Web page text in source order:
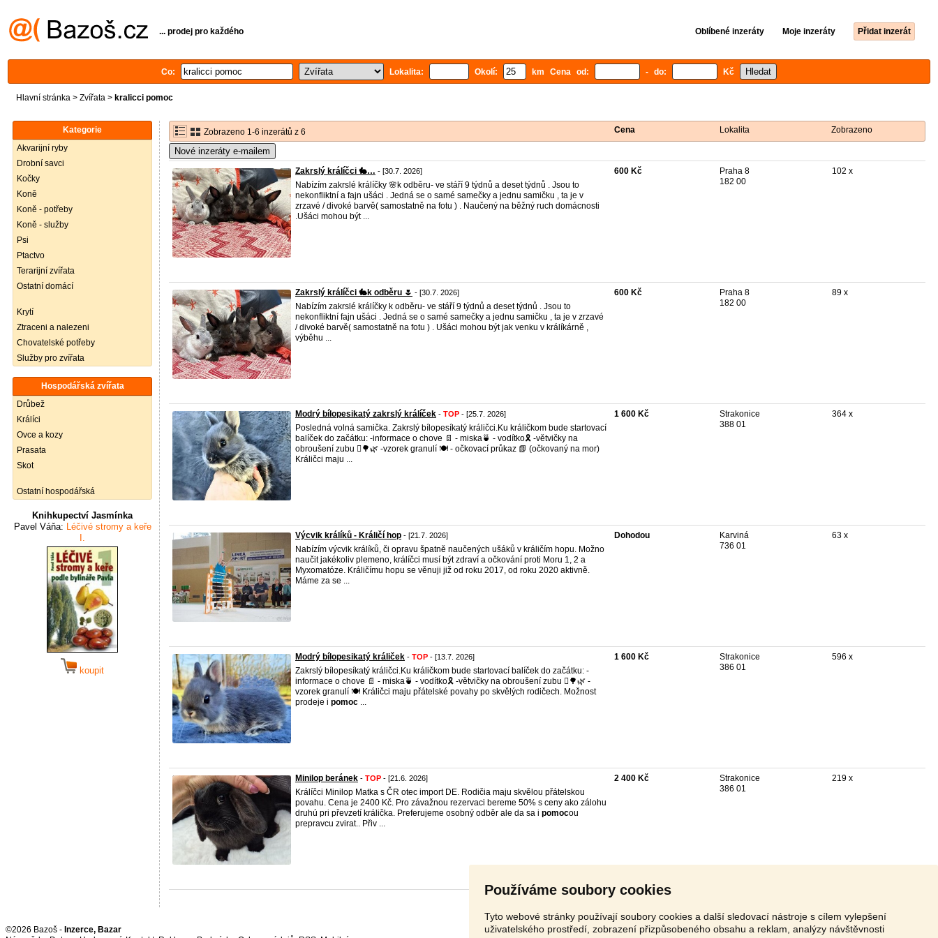
Používáme soubory cookies
Tyto webové stránky používají soubory cookies a další sledovací nástroje s cílem vylepšení
uživatelského prostředí, zobrazení přizpůsobeného obsahu a reklam, analýzy návštěvnosti
... prodej pro každého Oblíbené inzeráty Moje inzeráty Přidat inzerát
Co: Lokalita: Okolí: km Cena od: - do: Kč
Hlavní stránka > Zvířata > kralicci pomoc
Kategorie
Akvarijní ryby
Drobní savci
Kočky
Koně
Koně - potřeby
Koně - služby
Psi
Ptactvo
Terarijní zvířata
Ostatní domácí
Krytí
Ztraceni a nalezeni
Chovatelské potřeby
Služby pro zvířata
Hospodářská zvířata
Drůbež
Králíci
Ovce a kozy
Prasata
Skot
Ostatní hospodářská
Knihkupectví Jasmínka
Pavel Váňa: Léčivé stromy a keře
I.
koupit
Zobrazeno 1-6 inzerátů z 6 Cena Lokalita Zobrazeno
Nové inzeráty e-mailem
Zakrslý králíčci 🐇… - [30.7. 2026]
Nabízím zakrslé králíčky 🌸k odběru- ve stáří 9 týdnů a deset týdnů . Jsou to
nekonfliktní a fajn ušáci . Jedná se o samé samečky a jednu samičku , ta je v
zrzavé / divoké barvě( samostatně na fotu ) . Naučený na běžný ruch domácnosti
.Ušáci mohou být ...
600 Kč
Praha 8
182 00
102 x
Zakrslý králíčci 🐇k odběru 🌷 - [30.7. 2026]
Nabízím zakrslé králíčky k odběru- ve stáří 9 týdnů a deset týdnů . Jsou to
nekonfliktní fajn ušáci . Jedná se o samé samečky a jednu samičku , ta je v zrzavé
/ divoké barvě( samostatně na fotu ) . Ušáci mohou být jak venku v králíkárně ,
výběhu ...
600 Kč
Praha 8
182 00
89 x
Modrý bílopesikatý zakrslý králíček - TOP - [25.7. 2026]
Posledná volná samička. Zakrslý bílopesíkatý králičci.Ku králičkom bude startovací
balíček do začátku: -informace o chove 📄 - miska🍵 - vodítko🎗 -větvičky na
obroušení zubu 🪾🌳🌿 -vzorek granulí 🍽 - očkovací průkaz 📗 (očkovaný na mor)
Králičci maju ...
1 600 Kč
Strakonice
388 01
364 x
Výcvik králíků - Králičí hop - [21.7. 2026]
Nabízím výcvik králíků, či opravu špatně naučených ušáků v králičím hopu. Možno
naučit jakékoliv plemeno, králíčci musí být zdraví a očkování proti Moru 1, 2 a
Myxomatóze. Králičímu hopu se věnuji již od roku 2017, od roku 2020 aktivně.
Máme za se ...
Dohodou
Karviná
736 01
63 x
Modrý bílopesikatý králiček - TOP - [13.7. 2026]
Zakrslý bílopesíkatý králičci.Ku králičkom bude startovací balíček do začátku: -
informace o chove 📄 - miska🍵 - vodítko🎗 -větvičky na obroušení zubu 🪾🌳🌿 -
vzorek granulí 🍽 Králičci maju přátelské povahy po skvělých rodičech. Možnost
prodeje i pomoc ...
1 600 Kč
Strakonice
386 01
596 x
Minilop beránek - TOP - [21.6. 2026]
Králíčci Minilop Matka s ČR otec import DE. Rodičia maju skvělou přátelskou
povahu. Cena je 2400 Kč. Pro závažnou rezervaci bereme 50% s ceny ako zálohu
druhú pri převzetí králička. Preferujeme osobný odběr ale da sa i pomocou
prepravcu zvirat.. Přiv ...
2 400 Kč
Strakonice
386 01
219 x
©2026 Bazoš - Inzerce, Bazar